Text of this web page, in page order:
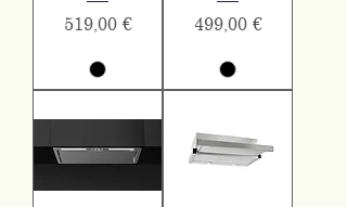
Τιμή
519,00 €
Τιμή
499,00 €